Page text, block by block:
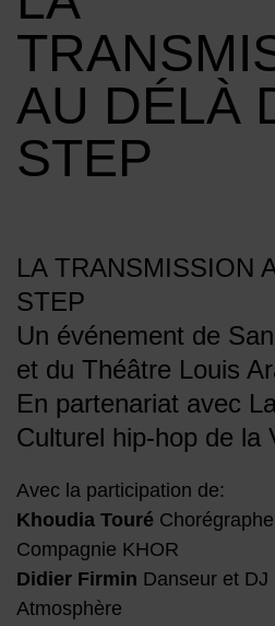
AU DÉLÀ
STEP
LA TRANSMISSION
STEP
Un événement de
et du Théâtre Louis
En partenariat avec
Culturel hip-hop de la
Avec la participation de:
Khoudia Touré
Compagnie KHOR
Didier Firmin Danseur et
Atmosphère